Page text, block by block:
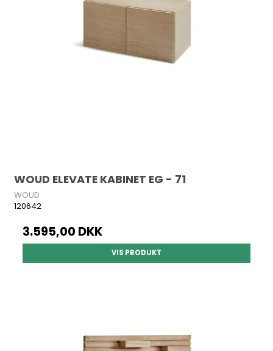
WOUD ELEVATE KABINET EG - 71
WOUD
120642
3.595,00 DKK
VIS PRODUKT